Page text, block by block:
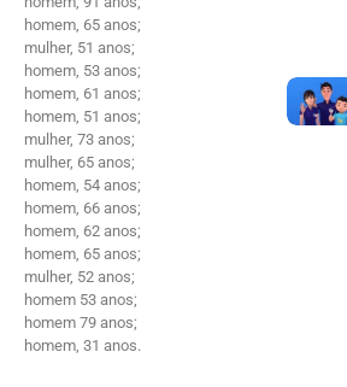
homem, 65 anos;
mulher, 51 anos;
homem, 53 anos;
homem, 61 anos;
homem, 51 anos;
mulher, 73 anos;
mulher, 65 anos;
homem, 54 anos;
homem, 66 anos;
homem, 62 anos;
homem, 65 anos;
mulher, 52 anos;
homem 53 anos;
homem 79 anos;
homem, 31 anos.